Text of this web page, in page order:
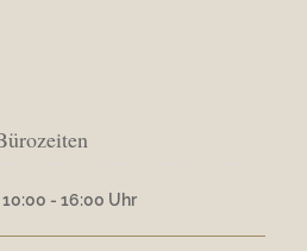
10:00 - 16:00 Uhr